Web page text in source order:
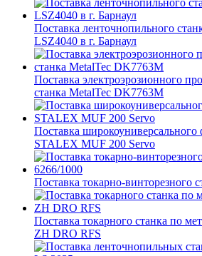
Поставка ленточнопильного
LSZ4040 в г. Барнаул
Поставка электроэрозионного
станка MetalTec DK7763M
Поставка широкоуниверсального
STALEX MUF 200 Servo
Поставка токарно-винторезного
Поставка токарного станка по
ZH DRO RFS